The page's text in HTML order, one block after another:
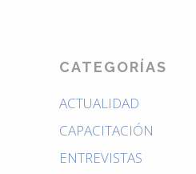
CATEGORÍAS
ACTUALIDAD
CAPACITACIÓN
ENTREVISTAS